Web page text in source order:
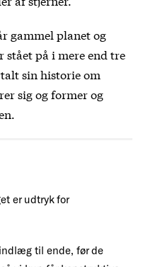
gammel planet og
på i mere end tre
sin historie om
sig og former og
er udtryk for
til ende, før de